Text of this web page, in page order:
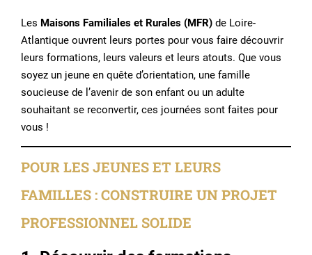
Les Maisons Familiales et Rurales (MFR) de Loire-
Atlantique ouvrent leurs portes pour vous faire découvrir
leurs formations, leurs valeurs et leurs atouts. Que vous
soyez un jeune en quête d’orientation, une famille
soucieuse de l’avenir de son enfant ou un adulte
souhaitant se reconvertir, ces journées sont faites pour
vous !
POUR LES JEUNES ET LEURS
FAMILLES : CONSTRUIRE UN PROJET
PROFESSIONNEL SOLIDE